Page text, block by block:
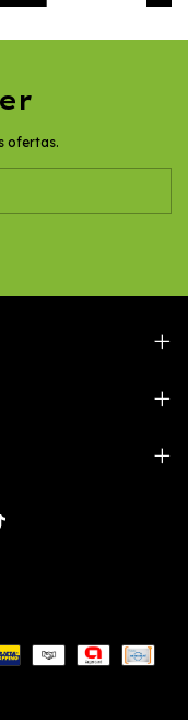
ofertas.